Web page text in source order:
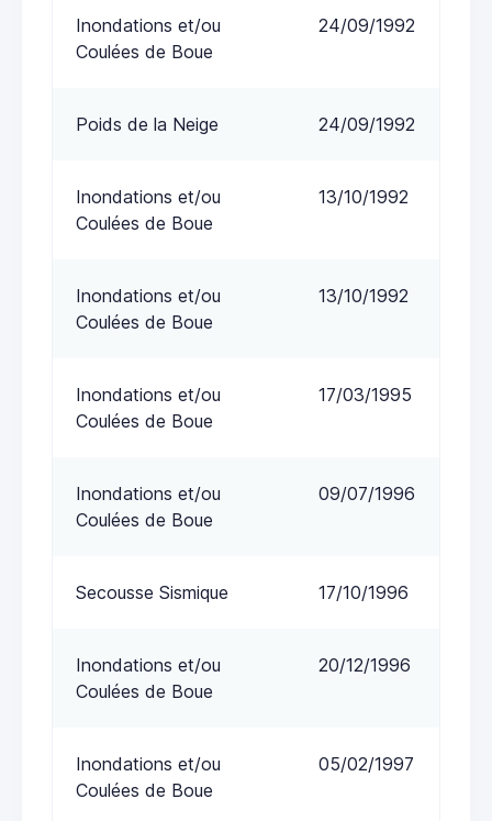
Inondations et/ou
Coulées de Boue
24/09/1992
Poids de la Neige 24/09/1992
Inondations et/ou
Coulées de Boue
13/10/1992
Inondations et/ou
Coulées de Boue
13/10/1992
Inondations et/ou
Coulées de Boue
17/03/1995
Inondations et/ou
Coulées de Boue
09/07/1996
Secousse Sismique 17/10/1996
Inondations et/ou
Coulées de Boue
20/12/1996
Inondations et/ou
Coulées de Boue
05/02/1997